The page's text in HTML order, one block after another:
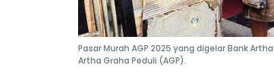
Pasar Murah AGP 2025 yang digelar Bank
Artha Graha Peduli (AGP).